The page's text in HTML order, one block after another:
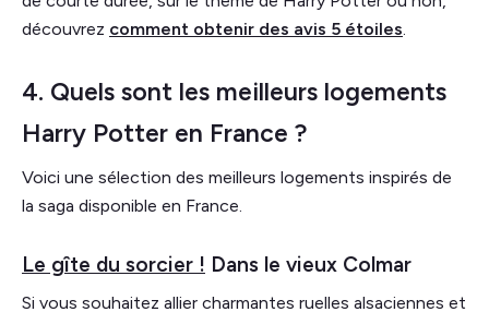
découvrez comment obtenir des avis 5 étoiles
4. Quels sont les meilleurs logements
Harry Potter en France ?
Voici une sélection des meilleurs logements inspirés de
la saga disponible en France.
Le gîte du sorcier ! Dans le vieux Colmar
Si vous souhaitez allier charmantes ruelles alsaciennes et